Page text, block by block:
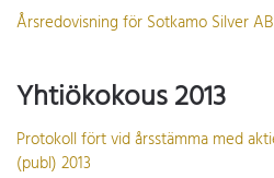
Årsredovisning för Sotkamo Silver
Yhtiökokous 2013
Protokoll fört vid årsstämma med
(publ) 2013